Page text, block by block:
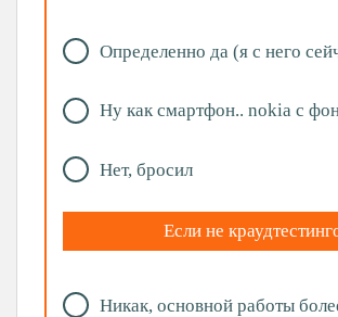
Определенно да (я с него
Ну как смартфон.. nokia с
Нет, бросил
Если не
Никак, основной работы